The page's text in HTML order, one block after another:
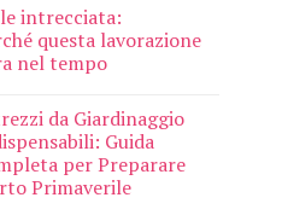
intrecciata:
questa lavorazione
nel tempo
da Giardinaggio
Guida
per Preparare
Primaverile